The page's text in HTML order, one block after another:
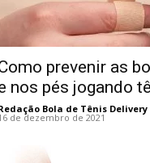
prevenir as
nos pés jogando
Bola de Tênis Delivery
de dezembro de 2021